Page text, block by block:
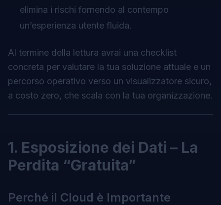
elimina i rischi fornendo al contempo
un’esperienza utente fluida.
Al termine della lettura avrai una checklist
concreta per valutare la tua soluzione attuale e un
percorso operativo verso un visualizzatore sicuro,
a costo zero, che scala con la tua organizzazione.
1. Esposizione dei Dati – La
Perdita “Gratuita”
Perché il Cloud è Importante